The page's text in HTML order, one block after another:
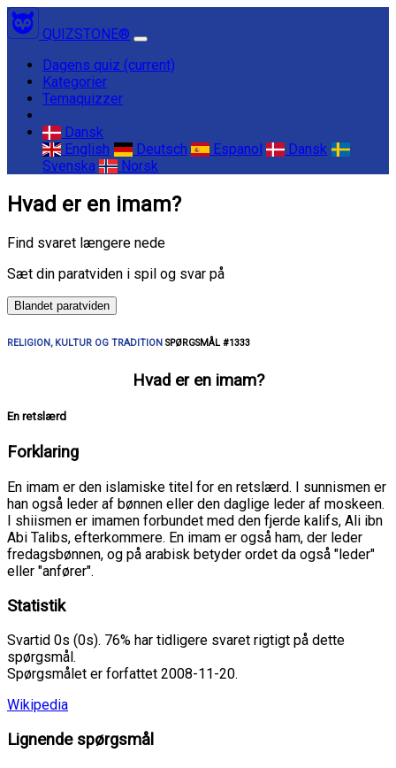
QUIZSTONE®
Dagens quiz (current)
Kategorier
Temaquizzer
Dansk
English
Deutsch Espanol
Dansk
Svenska
Norsk
Hvad er en imam?
Find svaret længere nede
Sæt din paratviden i spil og svar på
Blandet paratviden
RELIGION, KULTUR OG TRADITION SPØRGSMÅL #1333
Hvad er en imam?
En retslærd
Forklaring
En imam er den islamiske titel for en retslærd. I sunnismen er
han også leder af bønnen eller den daglige leder af moskeen.
I shiismen er imamen forbundet med den fjerde kalifs, Ali ibn
Abi Talibs, efterkommere. En imam er også ham, der leder
fredagsbønnen, og på arabisk betyder ordet da også "leder"
eller "anfører".
Statistik
Svartid 0s (0s). 76% har tidligere svaret rigtigt på dette
spørgsmål.
Spørgsmålet er forfattet 2008-11-20.
Wikipedia
Lignende spørgsmål